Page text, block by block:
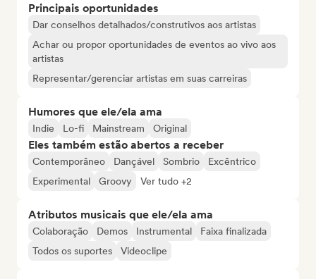
Principais oportunidades
Dar conselhos detalhados/construtivos aos artistas
Achar ou propor oportunidades de eventos ao vivo aos
artistas
Representar/gerenciar artistas em suas carreiras
Humores que ele/ela ama
Indie Lo-fi Mainstream Original
Eles também estão abertos a receber
Contemporâneo Dançável Sombrio
Excêntrico
Experimental
Groovy Ver tudo +2
Atributos musicais que ele/ela ama
Colaboração Demos Instrumental
Faixa finalizada
Todos os suportes
Videoclipe